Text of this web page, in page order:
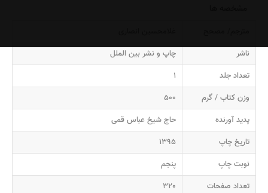
ناشر
چاپ و نشر بین الملل
تعداد جلد
1
وزن کتاب / گرم
500
پدید آورنده
حاج شیخ عباس قمی
تاریخ چاپ
1395
نوبت چاپ
پنجم
تعداد صفحات
320